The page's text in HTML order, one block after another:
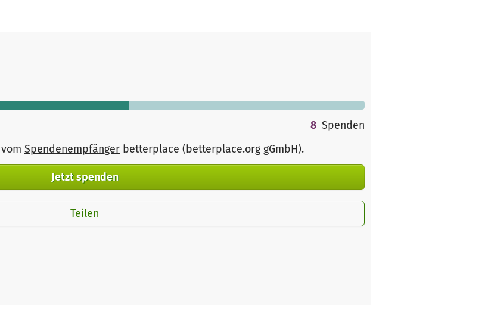
8 Spenden
vom Spendenempfänger betterplace (betterplace.org gGmbH).
Jetzt spenden
Teilen